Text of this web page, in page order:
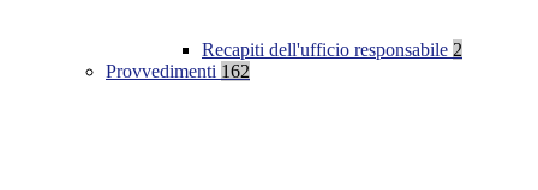
Recapiti dell'ufficio responsabile 2
Provvedimenti 162